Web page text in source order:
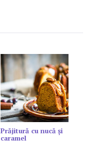
Prăjitură cu nucă și
caramel